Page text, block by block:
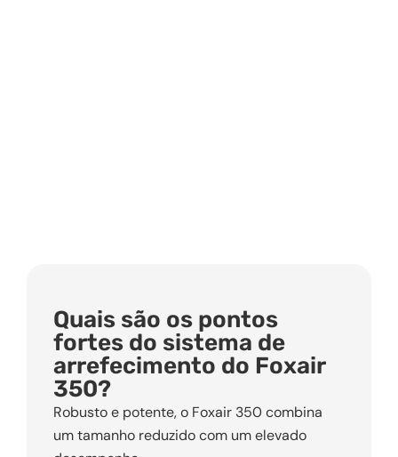
Quais são os pontos
fortes do sistema de
arrefecimento do Foxair
350?
Robusto e potente, o Foxair 350 combina
um tamanho reduzido com um elevado